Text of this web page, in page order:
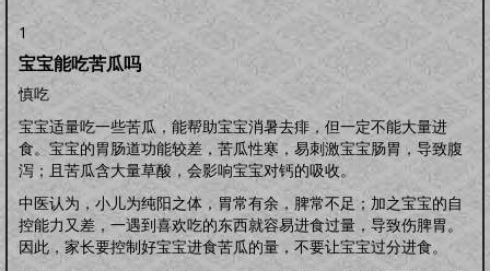
中药常识 中药方剂 药膳食谱 偏方秘方 药酒秘方 经络穴位
道医药浴
道医药茶
人间万象
综合动态 文化活动
往事旧闻
动态公告 往事旧闻
婴童架构
新生婴儿 零壹岁婴儿 一三岁婴幼 三六岁幼儿 胎教常识
心理行为
亲子游戏 安全教育 婴儿食谱 妈妈食谱
生命奥秘
生命探索 数理研究 医学技术 世界科研
1
宝宝能吃苦瓜吗
慎吃
宝宝适量吃一些苦瓜，能帮助宝宝消暑去痱，但一定不能大量进
食。宝宝的胃肠道功能较差，苦瓜性寒，易刺激宝宝肠胃，导致腹
泻；且苦瓜含大量草酸，会影响宝宝对钙的吸收。
中医认为，小儿为纯阳之体，胃常有余，脾常不足；加之宝宝的自
控能力又差，一遇到喜欢吃的东西就容易进食过量，导致伤脾胃。
因此，家长要控制好宝宝进食苦瓜的量，不要让宝宝过分进食。